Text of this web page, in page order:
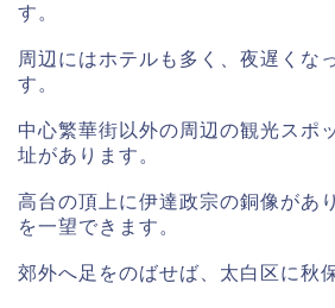
す。
周辺にはホテルも多く、夜遅くな
す。
中心繁華街以外の周辺の観光スポ
址があります。
高台の頂上に伊達政宗の銅像があ
を一望できます。
郊外へ足をのばせば、太白区に秋